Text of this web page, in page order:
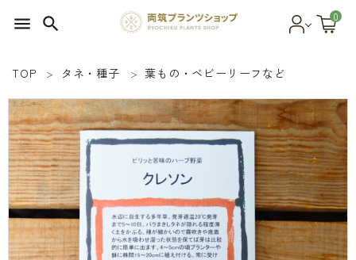
menu search 0
SEED 植物のタネ
PLANT 植物
MATERIAL 資材
TOP タネ・種子 葉もの・ベビーリーフなど